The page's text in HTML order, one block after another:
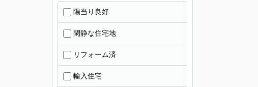
陽当り良好
閑静な住宅地
リフォーム済
輸入住宅